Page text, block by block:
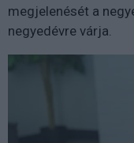
megjelenését a
negyedévre várja.